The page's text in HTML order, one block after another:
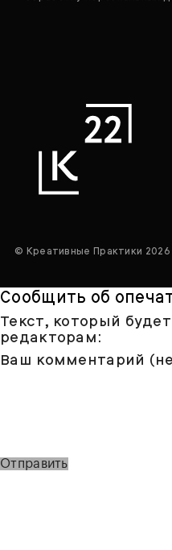
© Креативные Практики 2026
Сообщить об
Текст, который
редакторам:
Ваш комментарий
Отправить